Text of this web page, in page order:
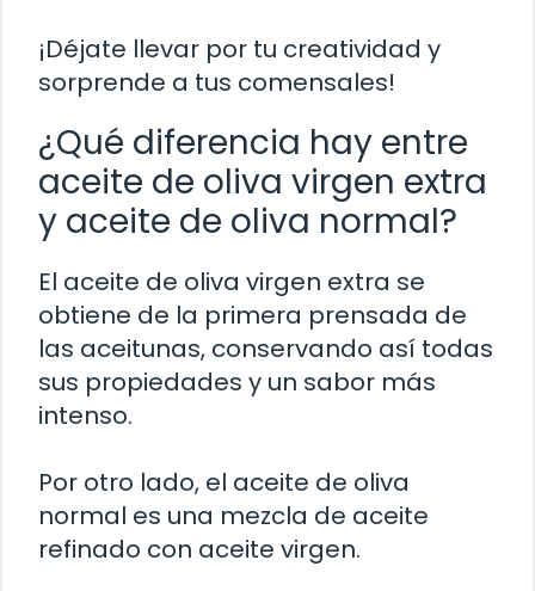
¡Déjate llevar por tu creatividad y
sorprende a tus comensales!
¿Qué diferencia hay entre
aceite de oliva virgen extra
y aceite de oliva normal?
El aceite de oliva virgen extra se
obtiene de la primera prensada de
las aceitunas, conservando así todas
sus propiedades y un sabor más
intenso.
Por otro lado, el aceite de oliva
normal es una mezcla de aceite
refinado con aceite virgen.